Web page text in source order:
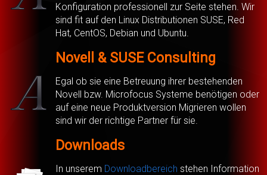
Konfiguration professionell zur Seite stehen. Wir
sind fit auf den Linux Distributionen SUSE, Red
Hat, CentOS, Debian und Ubuntu.
Novell & SUSE Consulting
Egal ob sie eine Betreuung ihrer bestehenden
Novell bzw. Microfocus Systeme benötigen oder
auf eine neue Produktversion Migrieren wollen
sind wir der richtige Partner für sie.
Downloads
In unserem Downloadbereich stehen Information